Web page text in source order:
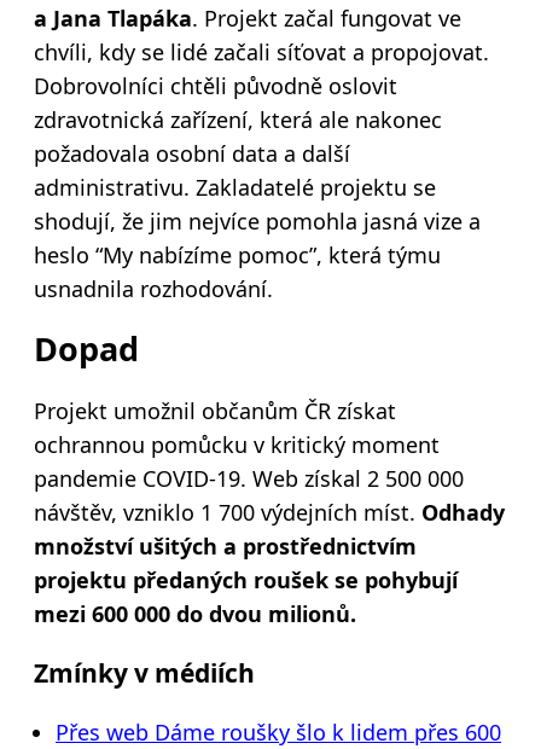
a Jana Tlapáka. Projekt začal fungovat ve
chvíli, kdy se lidé začali síťovat a propojovat.
Dobrovolníci chtěli původně oslovit
zdravotnická zařízení, která ale nakonec
požadovala osobní data a další
administrativu. Zakladatelé projektu se
shodují, že jim nejvíce pomohla jasná vize a
heslo “My nabízíme pomoc”, která týmu
usnadnila rozhodování.
Dopad
Projekt umožnil občanům ČR získat
ochrannou pomůcku v kritický moment
pandemie COVID-19. Web získal 2 500 000
návštěv, vzniklo 1 700 výdejních míst. Odhady
množství ušitých a prostřednictvím
projektu předaných roušek se pohybují
mezi 600 000 do dvou milionů.
Zmínky v médiích
Přes web Dáme roušky šlo k lidem přes 600